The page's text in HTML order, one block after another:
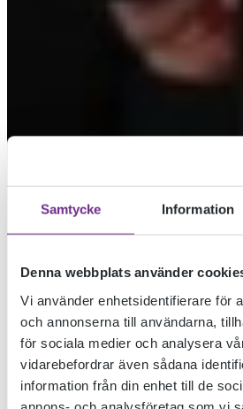
Samtycke Information
Denna webbplats använder
Vi använder enhetsidentifierare för
och annonserna till användarna,
för sociala medier och analysera
vidarebefordrar även sådana
information från din enhet till de
BAKOM